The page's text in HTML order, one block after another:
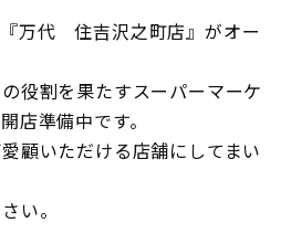
万代 住吉沢之町店』がオー
役割を果たすスーパーマーケ
店準備中です。
顧いただける店舗にしてまい
い。